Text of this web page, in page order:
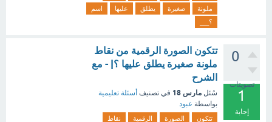
ملونة
صغيرة يطلق عليها
اسم
؟___
0
تصويتات
1
إجابة
تتكون الصورة الرقمية من نقاط
ملونة صغيرة يطلق عليها ؟| - مع
الشرح
سُئل مارس 18 في تصنيف أسئلة تعليمية
بواسطة عبود
تتكون الصورة الرقمية نقاط